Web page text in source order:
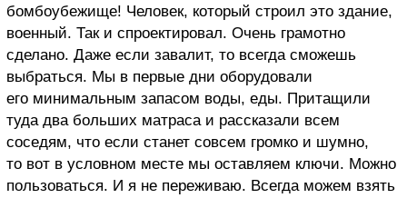
бомбоубежище! Человек, который строил это здание,
военный. Так и спроектировал. Очень грамотно
сделано. Даже если завалит, то всегда сможешь
выбраться. Мы в первые дни оборудовали
его минимальным запасом воды, еды. Притащили
туда два больших матраса и рассказали всем
соседям, что если станет совсем громко и шумно,
то вот в условном месте мы оставляем ключи. Можно
пользоваться. И я не переживаю. Всегда можем взять